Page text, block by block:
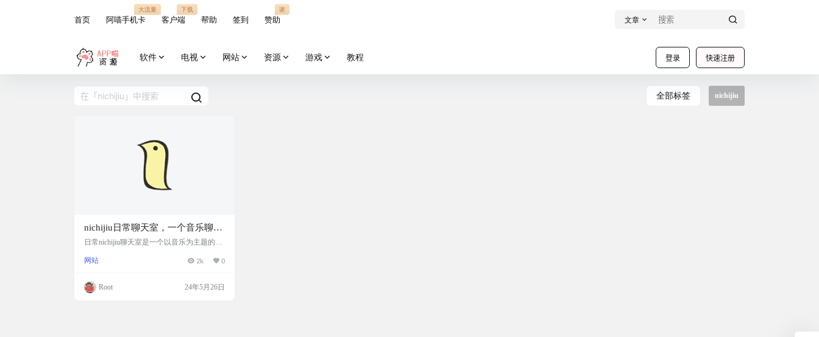
首页 阿喵手机卡
大流量
客户端
下载
帮助 签到 赞助
谢
文章
登录 快速注册
软件 电视 网站 资源 游戏 教程
全部标签 nichijiu
nichijiu日常聊天室，一个音乐聊天
室网站
日常nichijiu聊天室是一个以音乐为主题的在
以共同聆听音乐并进行交流。在听歌的同时
可以进入不同的房间，与其他访客一起聆听
音乐。 网站提供的播放列表与作者的网易云
网站 2k 0
Root 24年5月26日